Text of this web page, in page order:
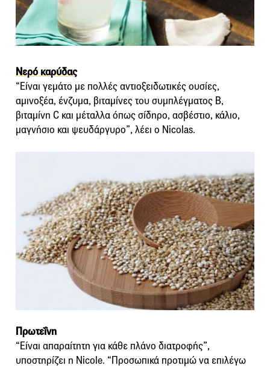
Νερό καρύδας
“Είναι γεμάτο με πολλές αντιοξειδωτικές ουσίες,
αμινοξέα, ένζυμα, βιταμίνες του συμπλέγματος Β,
βιταμίνη C και μέταλλα όπως σίδηρο, ασβέστιο, κάλιο,
μαγνήσιο και ψευδάργυρο”, λέει ο Nicolas.
Πρωτεΐνη
“Είναι απαραίτητη για κάθε πλάνο διατροφής”,
υποστηρίζει η Nicole. “Προσωπικά προτιμώ να επιλέγω